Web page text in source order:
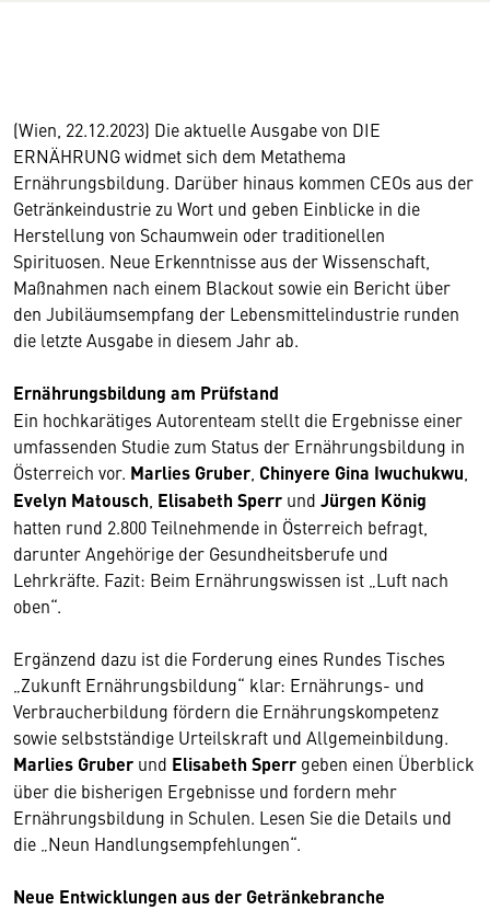
(Wien, 22.12.2023) Die aktuelle Ausgabe von DIE
ERNÄHRUNG widmet sich dem Metathema
Ernährungsbildung. Darüber hinaus kommen CEOs aus der
Getränkeindustrie zu Wort und geben Einblicke in die
Herstellung von Schaumwein oder traditionellen
Spirituosen. Neue Erkenntnisse aus der Wissenschaft,
Maßnahmen nach einem Blackout sowie ein Bericht über
den Jubiläumsempfang der Lebensmittelindustrie runden
die letzte Ausgabe in diesem Jahr ab.
Ernährungsbildung am Prüfstand
Ein hochkarätiges Autorenteam stellt die Ergebnisse einer
umfassenden Studie zum Status der Ernährungsbildung in
Österreich vor. Marlies Gruber Chinyere Gina Iwuchukwu
Evelyn Matousch Elisabeth Sperr und Jürgen König
hatten rund 2.800 Teilnehmende in Österreich befragt,
darunter Angehörige der Gesundheitsberufe und
Lehrkräfte. Fazit: Beim Ernährungswissen ist „Luft nach
oben“.
Ergänzend dazu ist die Forderung eines Rundes Tisches
„Zukunft Ernährungsbildung“ klar: Ernährungs- und
Verbraucherbildung fördern die Ernährungskompetenz
sowie selbstständige Urteilskraft und Allgemeinbildung.
Marlies Gruber und Elisabeth Sperr geben einen Überblick
über die bisherigen Ergebnisse und fordern mehr
Ernährungsbildung in Schulen. Lesen Sie die Details und
die „Neun Handlungsempfehlungen“.
Neue Entwicklungen aus der Getränkebranche